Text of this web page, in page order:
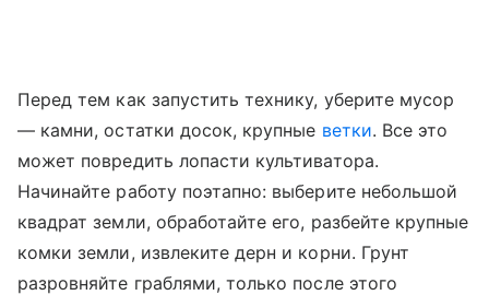
Перед тем как запустить технику, уберите мусор
— камни, остатки досок, крупные ветки. Все это
может повредить лопасти культиватора.
Начинайте работу поэтапно: выберите небольшой
квадрат земли, обработайте его, разбейте крупные
комки земли, извлеките дерн и корни. Грунт
разровняйте граблями, только после этого